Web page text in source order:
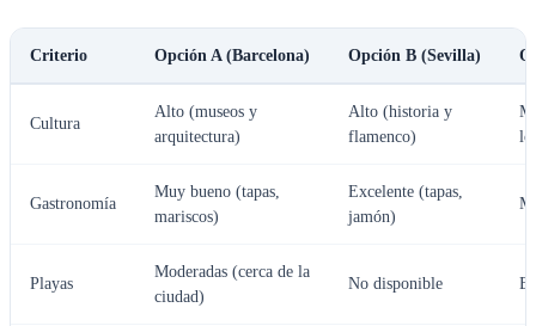
Criterio Opción A (Barcelona) Opción B (Sevilla)
Cultura
Alto (museos y
arquitectura)
Alto (historia y
flamenco)
Gastronomía
Muy bueno (tapas,
mariscos)
Excelente (tapas,
jamón)
Playas
Moderadas (cerca de la
ciudad)
No disponible